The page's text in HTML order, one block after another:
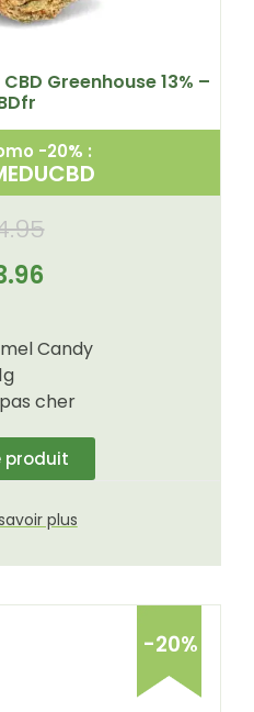
Greenhouse 13% –
-20% :
Candy
cher
produit
plus
-20%